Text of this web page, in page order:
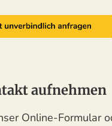
aufnehmen
Online-Formular